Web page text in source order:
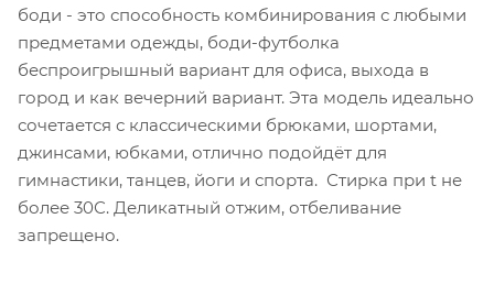
боди - это способность комбинирования с любыми
предметами одежды, боди-футболка
беспроигрышный вариант для офиса, выхода в
город и как вечерний вариант. Эта модель идеально
сочетается с классическими брюками, шортами,
джинсами, юбками, отлично подойдёт для
гимнастики, танцев, йоги и спорта. Стирка при t не
более 30С. Деликатный отжим, отбеливание
запрещено.